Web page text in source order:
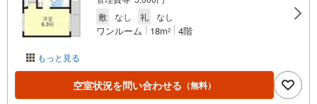
もっと見る
敷
なし 礼 なし
ワンルーム 18m2 4階
空室状況を問い合わせる （無料）